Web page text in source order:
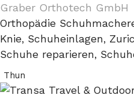
Graber Orthotech GmbH
Orthopädie
Knie, Schuheinlagen,
Schuhe reparieren,
Thun